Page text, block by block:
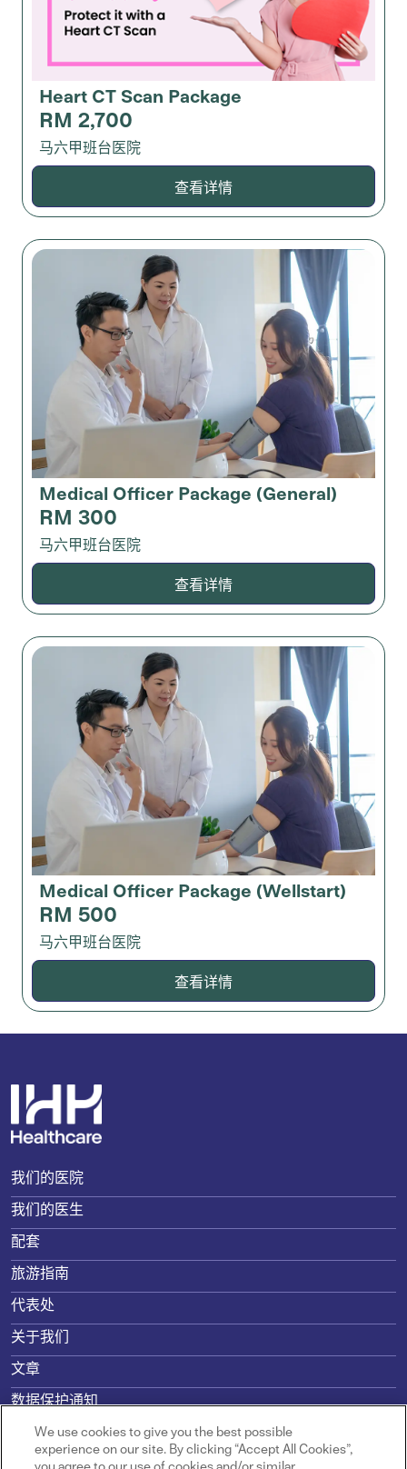
Heart CT Scan Package
RM 2,700
马六甲班台医院
查看详情
Medical Officer Package (General)
RM 300
马六甲班台医院
查看详情
Medical Officer Package (Wellstart)
RM 500
马六甲班台医院
查看详情
我们的医院
我们的医生
配套
旅游指南
代表处
关于我们
文章
数据保护通知
使用条款
We use cookies to give you the best possible
experience on our site. By clicking “Accept All Cookies”,
you agree to our use of cookies and/or similar